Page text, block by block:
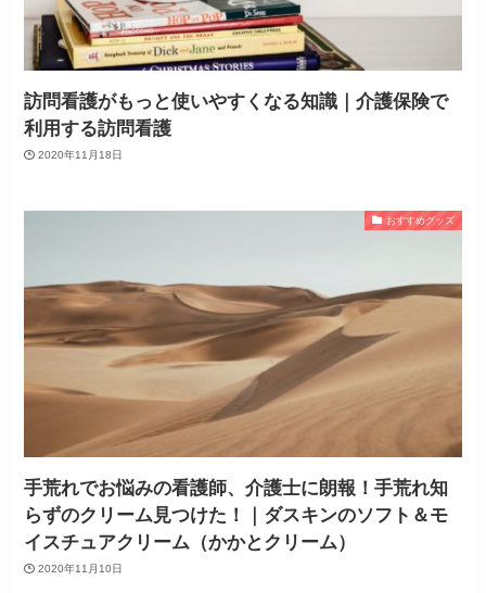
訪問看護がもっと使いやすくなる知識｜介護保険で
利用する訪問看護
2020年11月18日
おすすめグッズ
手荒れでお悩みの看護師、介護士に朗報！手荒れ知
らずのクリーム見つけた！｜ダスキンのソフト＆モ
イスチュアクリーム（かかとクリーム）
2020年11月10日